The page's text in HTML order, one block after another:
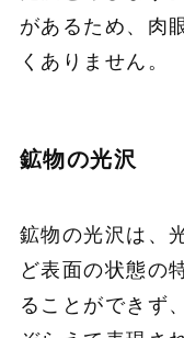
があるため、肉
くありません。
鉱物の光沢
鉱物の光沢は、
ど表面の状態の
ることができず